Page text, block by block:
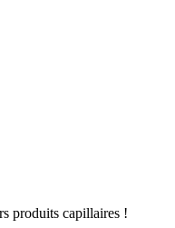
produits capillaires !